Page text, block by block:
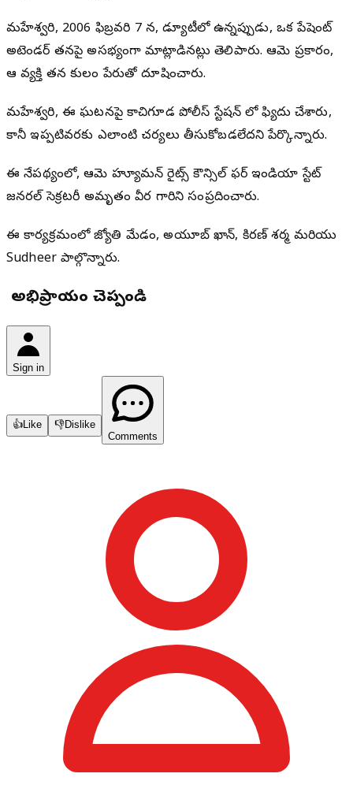
మహేశ్వరి, 2006 ఫిబ్రవరి 7 న, డ్యూటీలో ఉన్నప్పుడు, ఒక పేషెంట్
అటెండర్ తనపై అసభ్యంగా మాట్లాడినట్లు తెలిపారు. ఆమె ప్రకారం,
ఆ వ్యక్తి తన కులం పేరుతో దూషించారు.
మహేశ్వరి, ఈ ఘటనపై కాచిగూడ పోలీస్ స్టేషన్ లో ఫిర్యాదు చేశారు,
కానీ ఇప్పటివరకు ఎలాంటి చర్యలు తీసుకోబడలేదని పేర్కొన్నారు.
ఈ నేపథ్యంలో, ఆమె హ్యూమన్ రైట్స్ కౌన్సిల్ ఫర్ ఇండియా స్టేట్
జనరల్ సెక్రటరీ అమృతం వీర గారిని సంప్రదించారు.
ఈ కార్యక్రమంలో జ్యోతి మేడం, అయూబ్ ఖాన్, కిరణ్ శర్మ మరియు
Sudheer పాల్గొన్నారు.
మీ అభిప్రాయం చెప్పండి
Sign in
👍Like 👎Dislike
Comments